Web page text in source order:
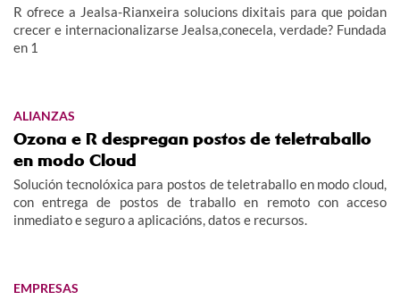
R ofrece a Jealsa-Rianxeira solucions dixitais para que poidan
crecer e internacionalizarse Jealsa,conecela, verdade? Fundada
en 1
ALIANZAS
Ozona e R despregan postos de teletraballo
en modo Cloud
Solución tecnolóxica para postos de teletraballo en modo cloud,
con entrega de postos de traballo en remoto con acceso
inmediato e seguro a aplicacións, datos e recursos.
EMPRESAS